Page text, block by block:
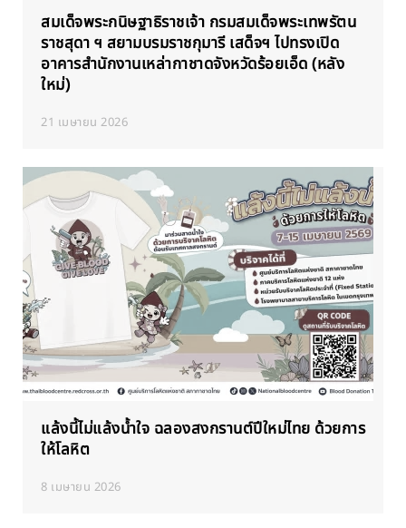
สมเด็จพระกนิษฐาธิราชเจ้า กรมสมเด็จพระเทพรัตน
ราชสุดา ฯ สยามบรมราชกุมารี เสด็จฯ ไปทรงเปิด
อาคารสำนักงานเหล่ากาชาดจังหวัดร้อยเอ็ด (หลัง
ใหม่)
21 เมษายน 2026
แล้งนี้ไม่แล้งน้ำใจ ฉลองสงกรานต์ปีใหม่ไทย ด้วยการ
ให้โลหิต
8 เมษายน 2026